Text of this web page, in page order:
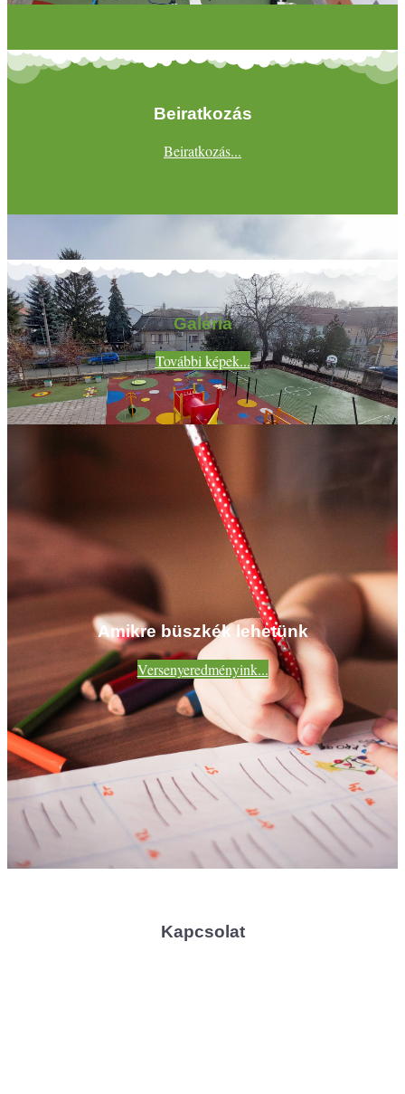
Beiratkozás
Beiratkozás...
Galéria
További képek...
Amikre büszkék lehetünk
Versenyeredményink...
Kapcsolat